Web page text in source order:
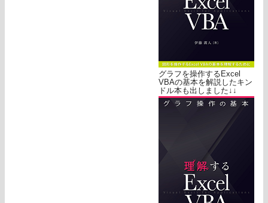
グラフを操作するExcel
VBAの基本を解説したキン
ドル本も出しました↓↓